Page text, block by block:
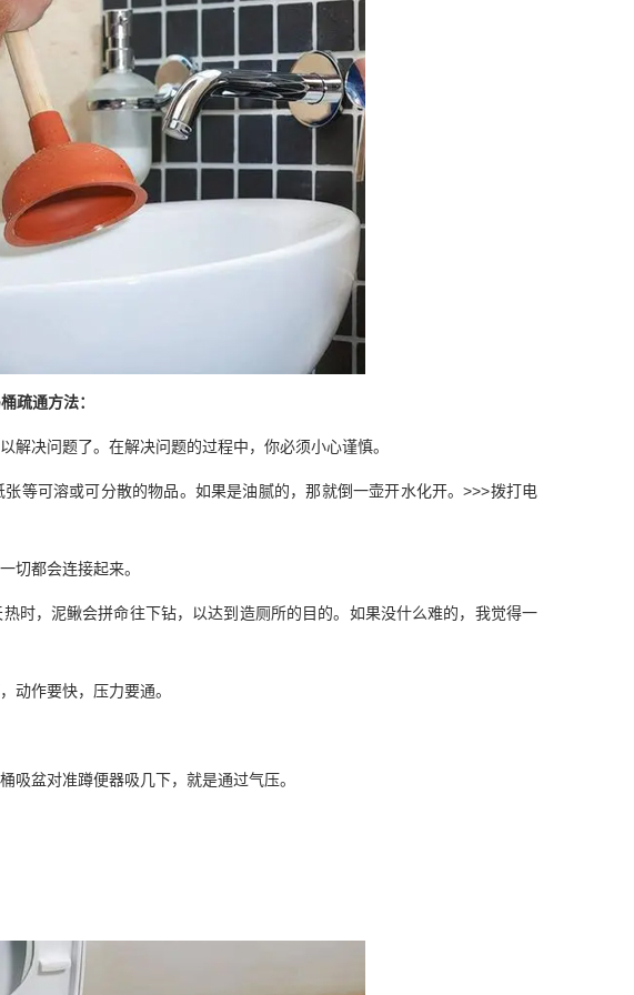
疏通方法：
决问题了。在解决问题的过程中，你必须小心谨慎。
可溶或可分散的物品。如果是油腻的，那就倒一壶开水化开。>>>拨打电
都会连接起来。
，泥鳅会拼命往下钻，以达到造厕所的目的。如果没什么难的，我觉得一
作要快，压力要通。
盆对准蹲便器吸几下，就是通过气压。